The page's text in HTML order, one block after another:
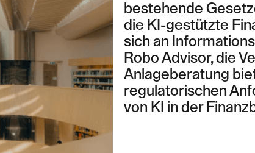
Bahnhofstrasse 17
6300 Zoug
T: +41 41 349 56 56
F: +41 41 349 56 66
M: zg@barandun-law.ch
PROTECTION DES DONNÉES
bestehende
die KI-gestützte
sich an
Robo Advisor, die
Anlageberatung
regulatorischen
von KI in der